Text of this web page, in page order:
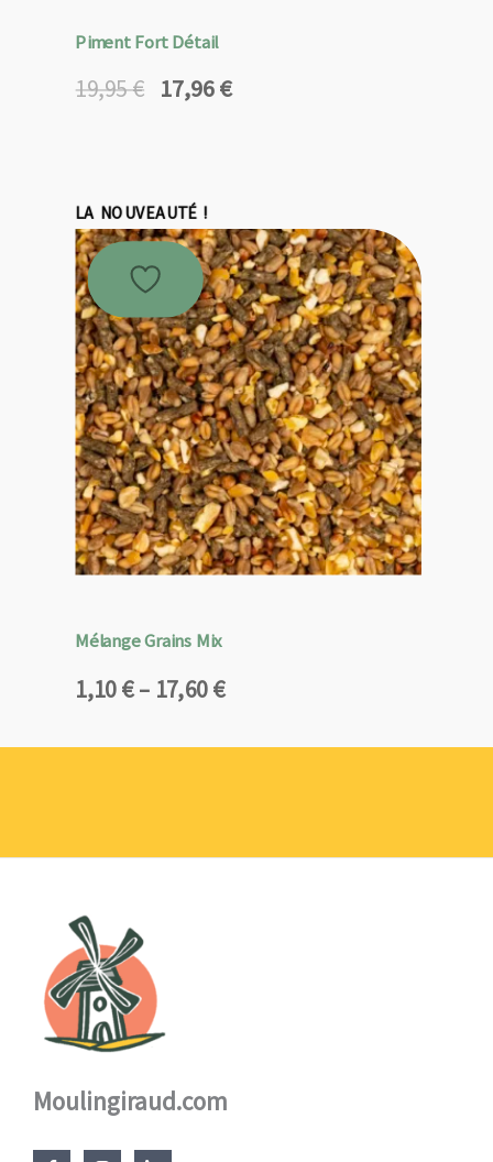
Piment Fort Détail
19,95€
Le
19,95 €.
17,96€
Le
17,96 €.
LA NOUVEAUTÉ !
Mélange Grains Mix
1,10€– 17,60€
Plage
prix :
Moulingiraud.com